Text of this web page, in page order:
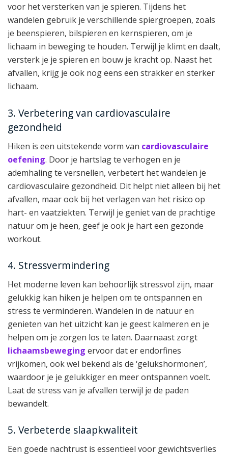
voor het versterken van je spieren. Tijdens het
wandelen gebruik je verschillende spiergroepen, zoals
je beenspieren, bilspieren en kernspieren, om je
lichaam in beweging te houden. Terwijl je klimt en daalt,
versterk je je spieren en bouw je kracht op. Naast het
afvallen, krijg je ook nog eens een strakker en sterker
lichaam.
3. Verbetering van cardiovasculaire
gezondheid
Hiken is een uitstekende vorm van cardiovasculaire
oefening. Door je hartslag te verhogen en je
ademhaling te versnellen, verbetert het wandelen je
cardiovasculaire gezondheid. Dit helpt niet alleen bij het
afvallen, maar ook bij het verlagen van het risico op
hart- en vaatziekten. Terwijl je geniet van de prachtige
natuur om je heen, geef je ook je hart een gezonde
workout.
4. Stressvermindering
Het moderne leven kan behoorlijk stressvol zijn, maar
gelukkig kan hiken je helpen om te ontspannen en
stress te verminderen. Wandelen in de natuur en
genieten van het uitzicht kan je geest kalmeren en je
helpen om je zorgen los te laten. Daarnaast zorgt
lichaamsbeweging ervoor dat er endorfines
vrijkomen, ook wel bekend als de ‘gelukshormonen’,
waardoor je je gelukkiger en meer ontspannen voelt.
Laat de stress van je afvallen terwijl je de paden
bewandelt.
5. Verbeterde slaapkwaliteit
Een goede nachtrust is essentieel voor gewichtsverlies